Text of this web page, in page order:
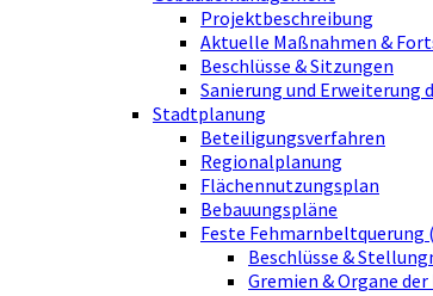
Projektbeschreibung
Aktuelle Maßnahmen &
Beschlüsse & Sitzungen
Sanierung und Erweiterung
Stadtplanung
Beteiligungsverfahren
Regionalplanung
Flächennutzungsplan
Bebauungspläne
Feste Fehmarnbeltquerung
Beschlüsse &
Gremien & Organe